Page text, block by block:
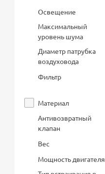
Освещение
Максимальный
уровень шума
Диаметр патрубка
воздуховода
Фильтр
Материал
Антивозвратный
клапан
Вес
Мощность двигателя